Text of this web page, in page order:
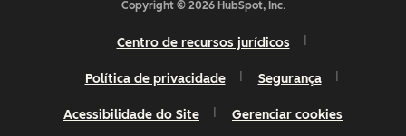
Copyright © 2026 HubSpot, Inc.
Centro de recursos jurídicos
Política de privacidade Segurança
Acessibilidade do Site Gerenciar cookies